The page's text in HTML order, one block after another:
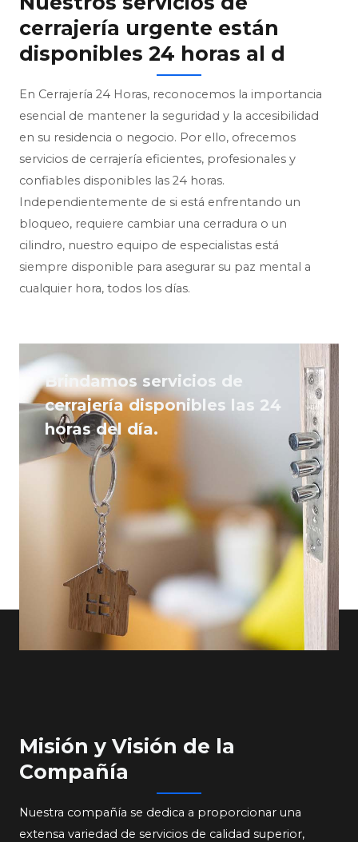
cerrajería urgente están
disponibles 24 horas al d
En Cerrajería 24 Horas, reconocemos la importancia
esencial de mantener la seguridad y la accesibilidad
en su residencia o negocio. Por ello, ofrecemos
servicios de cerrajería eficientes, profesionales y
confiables disponibles las 24 horas.
Independientemente de si está enfrentando un
bloqueo, requiere cambiar una cerradura o un
cilindro, nuestro equipo de especialistas está
siempre disponible para asegurar su paz mental a
cualquier hora, todos los días.
Brindamos servicios de
cerrajería disponibles las 24
horas del día.
Misión y Visión de la
Compañía​
Nuestra compañía se dedica a proporcionar una
extensa variedad de servicios de calidad superior,